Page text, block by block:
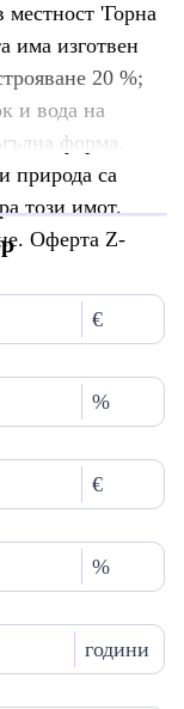
местност 'Горна
има изготвен
20 %;
и вода на
форма.
природа са
този имот.
Оферта Z-
€
%
€
%
години